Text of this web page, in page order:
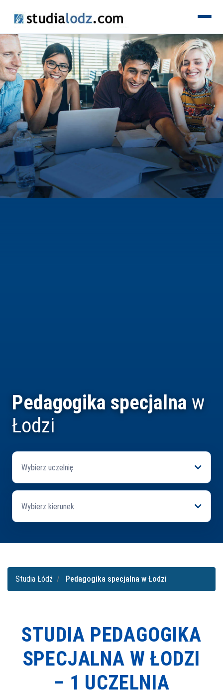
KIERUNKI
Pedagogika specjalna w
Łodzi
Wybierz uczelnię
Wybierz kierunek
Studia Łódź Pedagogika specjalna w Łodzi
STUDIA PEDAGOGIKA
SPECJALNA W ŁODZI
– 1 UCZELNIA